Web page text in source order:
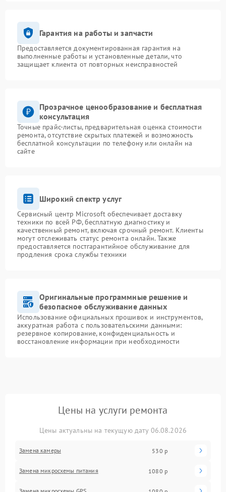
Гарантия на работы и запчасти
Предоставляется документированная гарантия на
выполненные работы и установленные детали, что
защищает клиента от повторных неисправностей
Прозрачное ценообразование и бесплатная
консультация
Точные прайс-листы, предварительная оценка стоимости
ремонта, отсутствие скрытых платежей и возможность
бесплатной консультации по телефону или онлайн на
сайте
Широкий спектр услуг
Сервисный центр Microsoft обеспечивает доставку
техники по всей РФ, бесплатную диагностику и
качественный ремонт, включая срочный ремонт. Клиенты
могут отслеживать статус ремонта онлайн. Также
предоставляется постгарантийное обслуживание для
продления срока службы техники
Оригинальные программные решение и
безопасное обслуживание данных
Использование официальных прошивок и инструментов,
аккуратная работа с пользовательскими данными:
резервное копирование, конфиденциальность и
восстановление информации при необходимости
Цены на услуги ремонта
Цены актуальны на текущую дату 06.08.2026
Замена камеры 530 р
Замена микросхемы питания 1080 р